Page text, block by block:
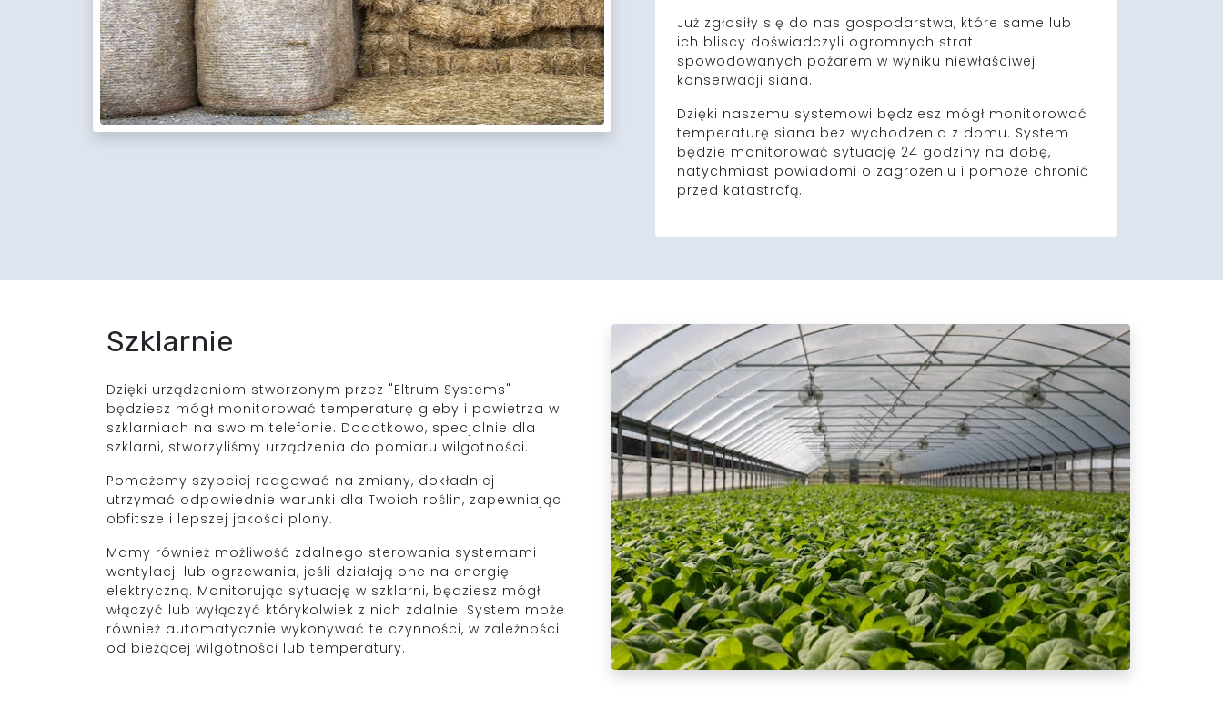
Już zgłosiły się do nas gospodarstwa, które same lub
ich bliscy doświadczyli ogromnych strat
spowodowanych pożarem w wyniku niewłaściwej
konserwacji siana.
Dzięki naszemu systemowi będziesz mógł monitorować
temperaturę siana bez wychodzenia z domu. System
będzie monitorować sytuację 24 godziny na dobę,
natychmiast powiadomi o zagrożeniu i pomoże chronić
przed katastrofą.
Szklarnie
Dzięki urządzeniom stworzonym przez "Eltrum Systems"
będziesz mógł monitorować temperaturę gleby i powietrza w
szklarniach na swoim telefonie. Dodatkowo, specjalnie dla
szklarni, stworzyliśmy urządzenia do pomiaru wilgotności.
Pomożemy szybciej reagować na zmiany, dokładniej
utrzymać odpowiednie warunki dla Twoich roślin, zapewniając
obfitsze i lepszej jakości plony.
Mamy również możliwość zdalnego sterowania systemami
wentylacji lub ogrzewania, jeśli działają one na energię
elektryczną. Monitorując sytuację w szklarni, będziesz mógł
włączyć lub wyłączyć którykolwiek z nich zdalnie. System może
również automatycznie wykonywać te czynności, w zależności
od bieżącej wilgotności lub temperatury.